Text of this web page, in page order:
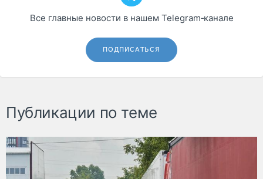
Все главные новости в нашем Telegram‑канале
ПОДПИСАТЬСЯ
Публикации по теме